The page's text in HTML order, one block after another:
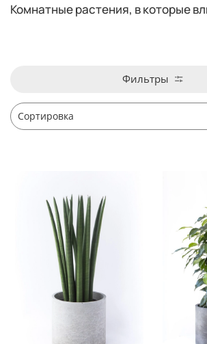
Комнатные растения, в которые
Фильтры